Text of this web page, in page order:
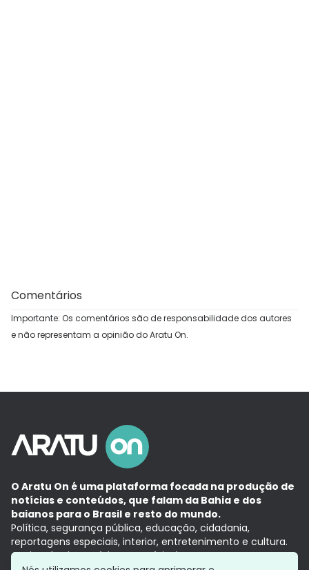
Comentários
Importante: Os comentários são de responsabilidade dos autores
e não representam a opinião do Aratu On.
O Aratu On é uma plataforma focada na produção de
notícias e conteúdos, que falam da Bahia e dos
baianos para o Brasil e resto do mundo.
Política, segurança pública, educação, cidadania,
reportagens especiais, interior, entretenimento e cultura.
Aqui, tudo vira notícia e a notícia é no tempo presente,